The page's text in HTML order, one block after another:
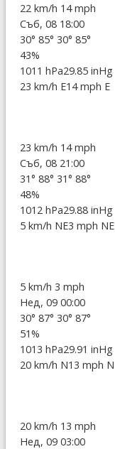
22 km/h 14 mph
Съб, 08 18:00
30° 85° 30° 85°
43%
1011 hPa29.85 inHg
23 km/h E14 mph E
23 km/h 14 mph
Съб, 08 21:00
31° 88° 31° 88°
48%
1012 hPa29.88 inHg
5 km/h NE3 mph NE
5 km/h 3 mph
Нед, 09 00:00
30° 87° 30° 87°
51%
1013 hPa29.91 inHg
20 km/h N13 mph N
20 km/h 13 mph
Нед, 09 03:00